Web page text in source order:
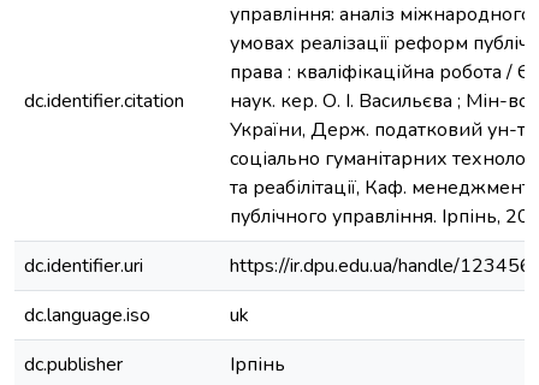
dc.identifier.citation
управління: аналіз міжнародного
умовах реалізації реформ
права : кваліфікаційна робота / Є.
наук. кер. О. І. Васильєва ; Мін-во
України, Держ. податковий ун-т,
соціально гуманітарних
та реабілітації, Каф.
публічного управління. Ірпінь,
dc.identifier.uri
https://ir.dpu.edu.ua/handle/
dc.language.iso
uk
dc.publisher
Ірпінь